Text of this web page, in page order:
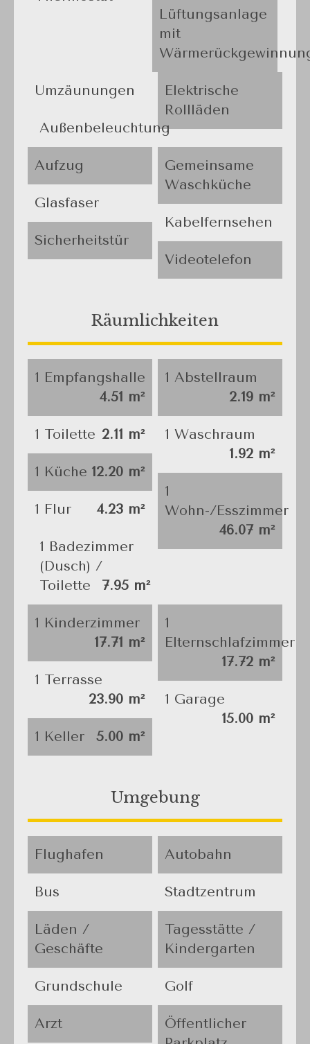
Lüftungsanlage
mit
Elektrische
Rollläden
Umzäunungen
Außenbeleuchtung
Aufzug
Gemeinsame
Waschküche
Glasfaser
Kabelfernsehen
Sicherheitstür
Videotelefon
Räumlichkeiten
1 Empfangshalle
4.51 m²
1 Abstellraum
2.19 m²
1 Toilette 2.11 m²
1 Waschraum
1.92 m²
1 Küche 12.20 m²
1
Wohn-/Esszimmer
46.07 m²
1 Flur 4.23 m²
1 Badezimmer
(Dusch) /
Toilette
7.95 m²
1 Kinderzimmer
17.71 m²
1
Elternschlafzimmer
17.72 m²
1 Terrasse
23.90 m²
1 Garage
15.00 m²
1 Keller
5.00 m²
Umgebung
Flughafen Autobahn
Bus Stadtzentrum
Läden /
Geschäfte
Tagesstätte /
Kindergarten
Grundschule Golf
Arzt
Öffentlicher